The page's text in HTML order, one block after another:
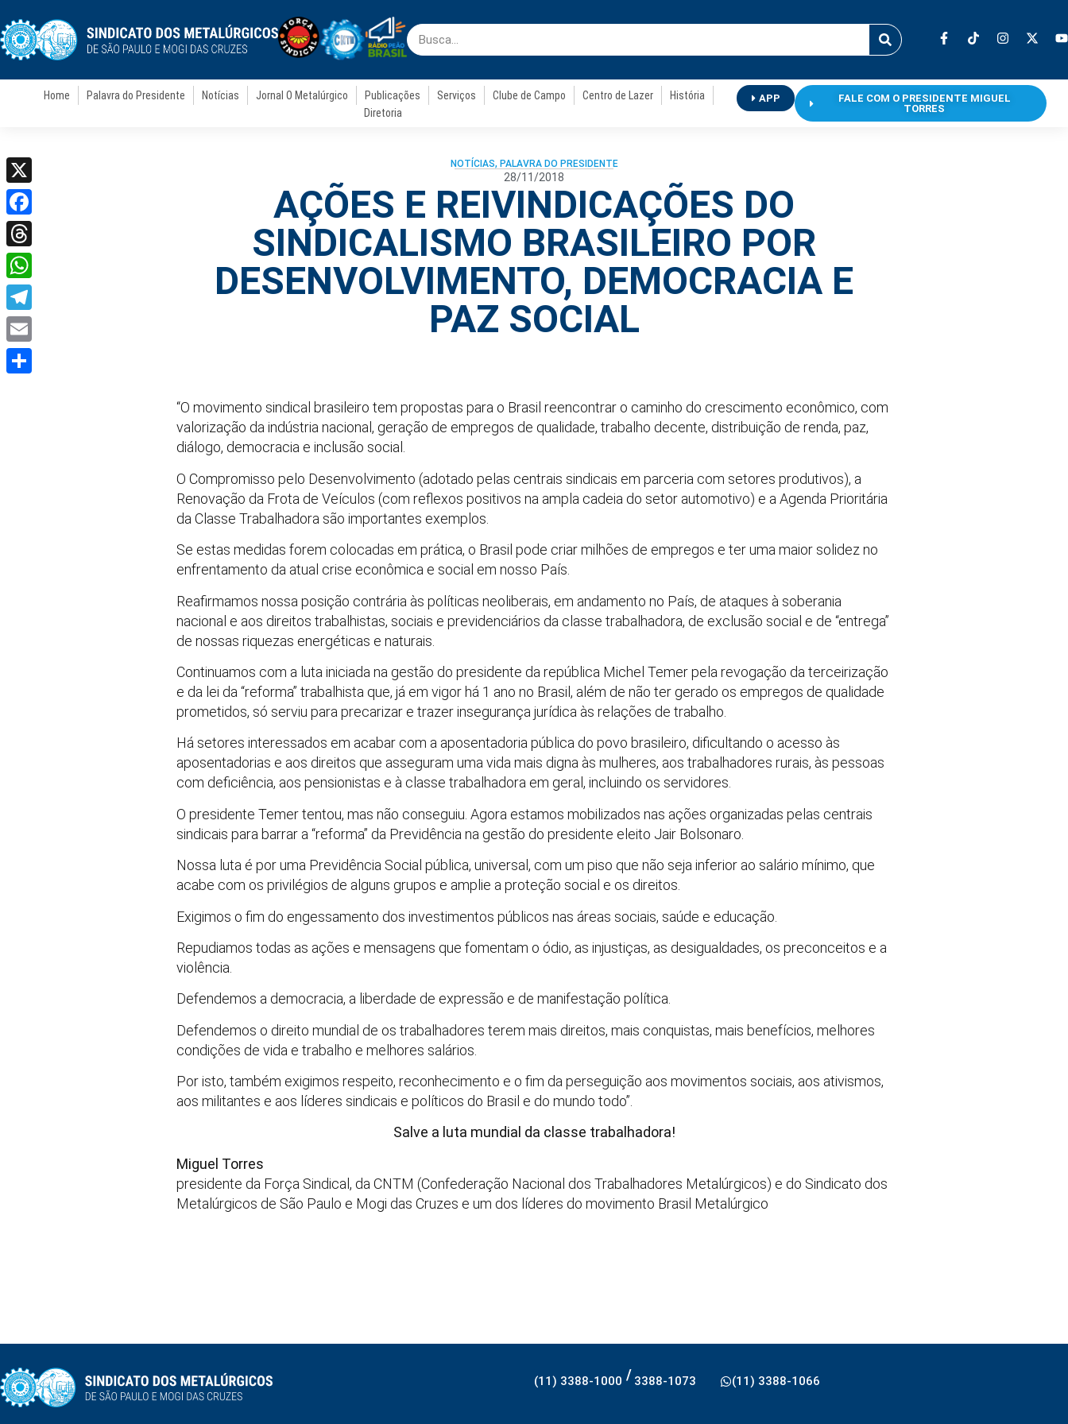
Home Palavra do Presidente Notícias Jornal O Metalúrgico Publicações Serviços Clube de Campo Centro de Lazer
História
Diretoria
APP
FALE COM O PRESIDENTE MIGUEL
TORRES
NOTÍCIAS, PALAVRA DO PRESIDENTE
28/11/2018
AÇÕES E REIVINDICAÇÕES DO
SINDICALISMO BRASILEIRO POR
DESENVOLVIMENTO, DEMOCRACIA E
PAZ SOCIAL
“O movimento sindical brasileiro tem propostas para o Brasil reencontrar o caminho do crescimento econômico, com
valorização da indústria nacional, geração de empregos de qualidade, trabalho decente, distribuição de renda, paz,
diálogo, democracia e inclusão social.
O Compromisso pelo Desenvolvimento (adotado pelas centrais sindicais em parceria com setores produtivos), a
Renovação da Frota de Veículos (com reflexos positivos na ampla cadeia do setor automotivo) e a Agenda Prioritária
da Classe Trabalhadora são importantes exemplos.
Se estas medidas forem colocadas em prática, o Brasil pode criar milhões de empregos e ter uma maior solidez no
enfrentamento da atual crise econômica e social em nosso País.
Reafirmamos nossa posição contrária às políticas neoliberais, em andamento no País, de ataques à soberania
nacional e aos direitos trabalhistas, sociais e previdenciários da classe trabalhadora, de exclusão social e de “entrega”
de nossas riquezas energéticas e naturais.
Continuamos com a luta iniciada na gestão do presidente da república Michel Temer pela revogação da terceirização
e da lei da “reforma” trabalhista que, já em vigor há 1 ano no Brasil, além de não ter gerado os empregos de qualidade
prometidos, só serviu para precarizar e trazer insegurança jurídica às relações de trabalho.
Há setores interessados em acabar com a aposentadoria pública do povo brasileiro, dificultando o acesso às
aposentadorias e aos direitos que asseguram uma vida mais digna às mulheres, aos trabalhadores rurais, às pessoas
com deficiência, aos pensionistas e à classe trabalhadora em geral, incluindo os servidores.
O presidente Temer tentou, mas não conseguiu. Agora estamos mobilizados nas ações organizadas pelas centrais
sindicais para barrar a “reforma” da Previdência na gestão do presidente eleito Jair Bolsonaro.
Nossa luta é por uma Previdência Social pública, universal, com um piso que não seja inferior ao salário mínimo, que
acabe com os privilégios de alguns grupos e amplie a proteção social e os direitos.
Exigimos o fim do engessamento dos investimentos públicos nas áreas sociais, saúde e educação.
Repudiamos todas as ações e mensagens que fomentam o ódio, as injustiças, as desigualdades, os preconceitos e a
violência.
Defendemos a democracia, a liberdade de expressão e de manifestação política.
Defendemos o direito mundial de os trabalhadores terem mais direitos, mais conquistas, mais benefícios, melhores
condições de vida e trabalho e melhores salários.
Por isto, também exigimos respeito, reconhecimento e o fim da perseguição aos movimentos sociais, aos ativismos,
aos militantes e aos líderes sindicais e políticos do Brasil e do mundo todo”.
Salve a luta mundial da classe trabalhadora!
Miguel Torres
presidente da Força Sindical, da CNTM (Confederação Nacional dos Trabalhadores Metalúrgicos) e do Sindicato dos
Metalúrgicos de São Paulo e Mogi das Cruzes e um dos líderes do movimento Brasil Metalúrgico
(11) 3388-1000 / 3388-1073 (11) 3388-1066
X
Facebook
Threads
WhatsApp
Telegram
Email